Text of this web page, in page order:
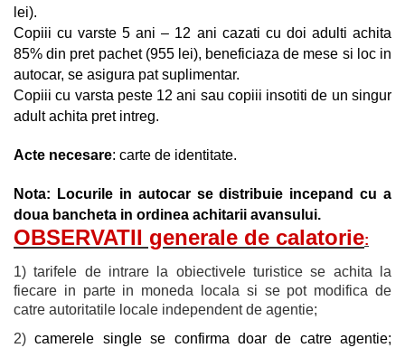
lei).
Copiii cu varste 5 ani – 12 ani cazati cu doi adulti achita
85% din pret pachet (955 lei), beneficiaza de mese si loc in
autocar, se asigura pat suplimentar.
Copiii cu varsta peste 12 ani sau copiii insotiti de un singur
adult achita pret intreg.
Acte necesare: carte de identitate.
Nota: Locurile in autocar se distribuie incepand cu a
doua bancheta in ordinea achitarii avansului.
OBSERVATII generale de calatorie:
1) tarifele de intrare la obiectivele turistice se achita la
fiecare in parte in moneda locala si se pot modifica de
catre autoritatile locale independent de agentie;
2)camerele single se confirma doar de catre agentie;